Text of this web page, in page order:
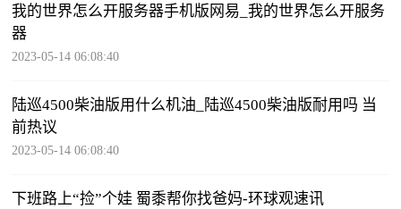
我的世界怎么开服务器手机版网易_我的世界怎么开服务
器
2023-05-14 06:08:40
陆巡4500柴油版用什么机油_陆巡4500柴油版耐用吗 当
前热议
2023-05-14 06:08:40
下班路上“捡”个娃 蜀黍帮你找爸妈-环球观速讯